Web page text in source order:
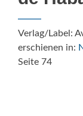
Verlag/Label:
erschienen in:
Seite 74